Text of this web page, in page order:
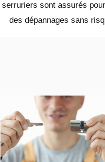
serruriers sont assurés
des dépannages sans